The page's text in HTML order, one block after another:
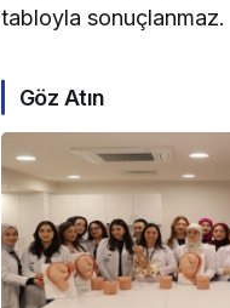
tabloyla sonuçlanmaz.
Göz Atın